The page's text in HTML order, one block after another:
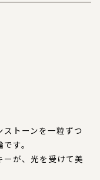
ストーンを一粒ずつ
す。
が、光を受けて美